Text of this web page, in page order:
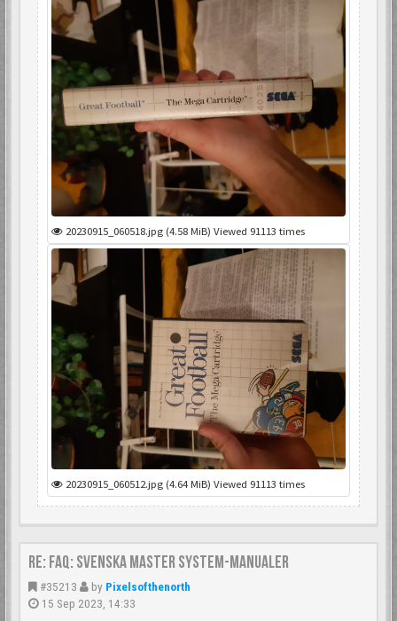
20230915_060518.jpg (4.58 MiB) Viewed 91113 times
20230915_060512.jpg (4.64 MiB) Viewed 91113 times
Re: FAQ: Svenska Master System-manualer
#35213 by Pixelsofthenorth
15 Sep 2023, 14:33